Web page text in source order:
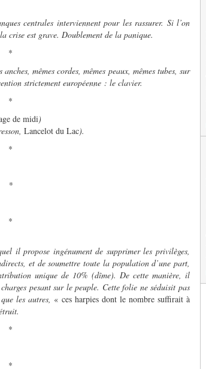
centrales interviennent pour les rassurer. Si l’on
crise est grave. Doublement de la panique.
*
mêmes cordes, mêmes peaux, mêmes tubes, sur
strictement européenne : le clavier.
*
de midi)
Lancelot du Lac).
*
*
*
il propose ingénument de supprimer les privilèges,
et de soumettre toute la population d’une part,
unique de 10% (dîme). De cette manière, il
pesant sur le peuple. Cette folie ne séduisit pas
les autres, « ces harpies dont le nombre suffirait à
*
*